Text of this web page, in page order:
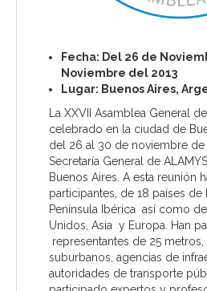
Fecha: Del 26 de
Noviembre del 2013
Lugar: Buenos Aires,
La XXVII Asamblea General
celebrado en la ciudad de
del 26 al 30 de noviembre de
Secretaría General de
Buenos Aires. A esta reunión
participantes, de 18 países de
Península Ibérica así como
Unidos, Asia y Europa. Han
representantes de 25
suburbanos, agencias de
autoridades de transporte